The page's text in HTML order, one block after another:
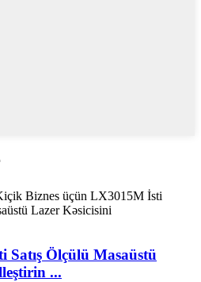
Satış Ölçülü Masaüstü
...